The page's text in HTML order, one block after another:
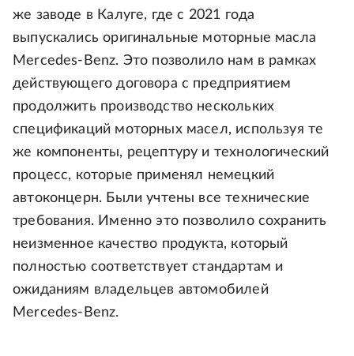
же заводе в Калуге, где с 2021 года
выпускались оригинальные моторные масла
Mercedes-Benz. Это позволило нам в рамках
действующего договора с предприятием
продолжить производство нескольких
спецификаций моторных масел, используя те
же компоненты, рецептуру и технологический
процесс, которые применял немецкий
автоконцерн. Были учтены все технические
требования. Именно это позволило сохранить
неизменное качество продукта, который
полностью соответствует стандартам и
ожиданиям владельцев автомобилей
Mercedes-Benz.